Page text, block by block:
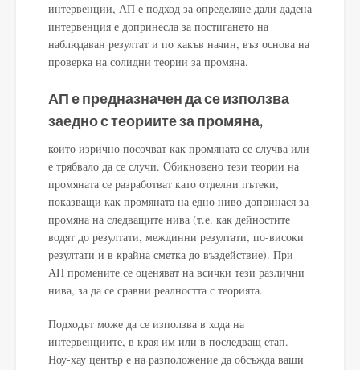
интервенции, АП е подход за определяне дали дадена
интервенция е допринесла за постигането на
наблюдаван резултат и по какъв начин, въз основа на
проверка на солидни теории за промяна.
АП е предназначен да се използва
заедно с теориите за промяна,
които изрично посочват как промяната се случва или
е трябвало да се случи. Обикновено тези теории на
промяната се разработват като отделни пътеки,
показващи как промяната на едно ниво допринася за
промяна на следващите нива (т.е. как дейностите
водят до резултати, междинни резултати, по-високи
резултати и в крайна сметка до въздействие). При
АП промените се оценяват на всички тези различни
нива, за да се сравни реалността с теорията.
Подходът може да се използва в хода на
интервенциите, в края им или в последващ етап.
Ноу-хау център е на разположение да обсъжда ваши